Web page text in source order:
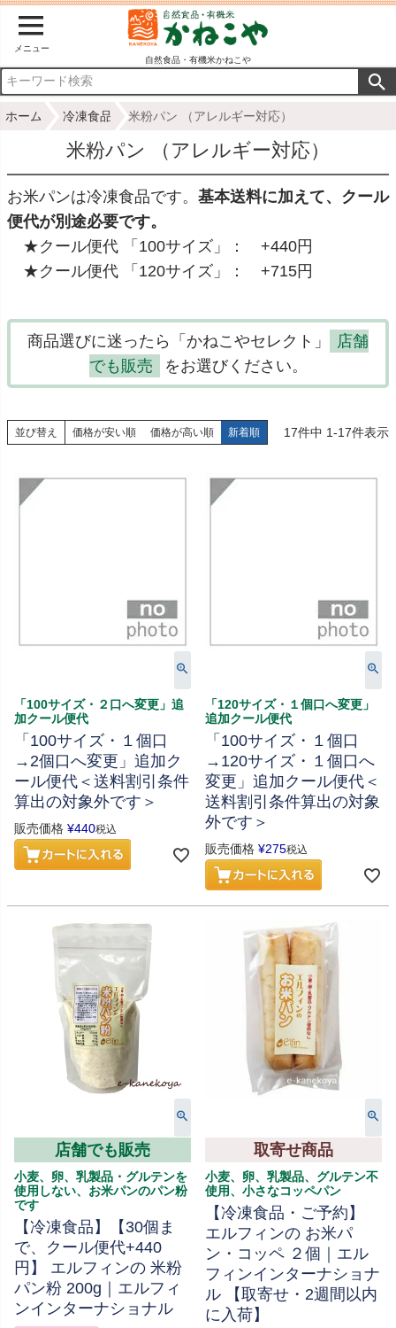
メニュー
自然食品・有機米かねこや
ホーム 冷凍食品 米粉パン （アレルギー対応）
米粉パン （アレルギー対応）
お米パンは冷凍食品です。 基本送料に加えて、クール
便代が別途必要です。
★クール便代 「100サイズ」： +440円
★クール便代 「120サイズ」： +715円
商品選びに迷ったら「かねこやセレクト」
店舗
でも販売
をお選びください。
並び替え 価格が安い順 価格が高い順 新着順 17件中 1-17件表示
「100サイズ・２口へ変更」追
加クール便代
「100サイズ・１個口
→2個口へ変更」追加ク
ール便代＜送料割引条件
算出の対象外です＞
販売価格 ¥440税込
「120サイズ・１個口へ変更」
追加クール便代
「100サイズ・１個口
→120サイズ・１個口へ
変更」追加クール便代＜
送料割引条件算出の対象
外です＞
販売価格 ¥275税込
店舗でも販売
小麦、卵、乳製品・グルテンを
使用しない、お米パンのパン粉
です
【冷凍食品】【30個ま
で、クール便代+440
円】 エルフィンの 米粉
パン粉 200g｜エルフィ
ンインターナショナル
取寄せ商品
小麦、卵、乳製品、グルテン不
使用、小さなコッペパン
【冷凍食品・ご予約】
エルフィンの お米パ
ン・コッペ ２個｜エル
フィンインターナショナ
ル 【取寄せ・2週間以内
に入荷】